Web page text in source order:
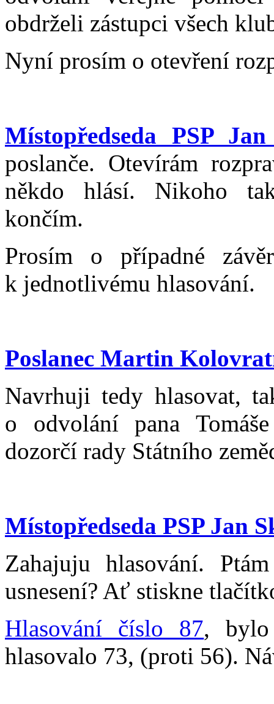
obdrželi zástupci všech
Nyní prosím o otevření
Místopředseda PSP Jan
poslanče. Otevírám
někdo hlásí. Nikoho
končím.
Prosím o případné
k jednotlivému hlasování.
Poslanec Martin
Navrhuji tedy hlasovat,
o odvolání pana
dozorčí rady Státního
Místopředseda PSP Jan
Zahajuju hlasování.
usnesení? Ať stiskne
Hlasování číslo 87, bylo
hlasovalo 73, (proti 56).